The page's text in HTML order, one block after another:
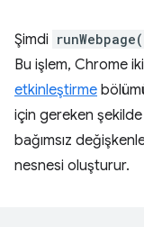
Şimdi
Bu işlem, Chrome
etkinleştirme
için gereken şekilde
bağımsız
nesnesi oluşturur.